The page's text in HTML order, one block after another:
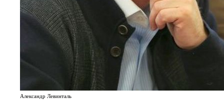
Александр Левинталь